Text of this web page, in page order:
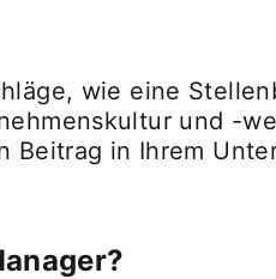
wie eine
und -
Beitrag in Ihrem